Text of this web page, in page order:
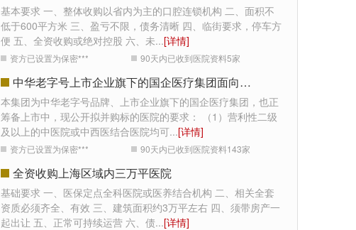
基本要求 一、整体收购以省内为主的口腔连锁机构 二、面积不
低于600平方米 三、盈亏不限，债务清晰 四、临街要求，停车方
便 五、全资收购或绝对控股 六、未...[详情]
资方已设置为保密*** 90天内已收到医院资料5家
中华老字号上市企业旗下的国企医疗集团面向全国收购医院
本集团为中华老字号品牌、上市企业旗下的国企医疗集团，也正
筹备上市中，现公开拟并购标的医院的要求： （1）营利性二级
及以上的中医院或中西医结合医院均可...[详情]
资方已设置为保密*** 90天内已收到医院资料143家
全资收购上海区域内三万平医院
基础要求 一、医保定点全科医院或医养结合机构 二、相关全套
资质必须齐全、有效 三、建筑面积约3万平左右 四、须带房产一
起出让 五、正常可持续运营 六、债...[详情]